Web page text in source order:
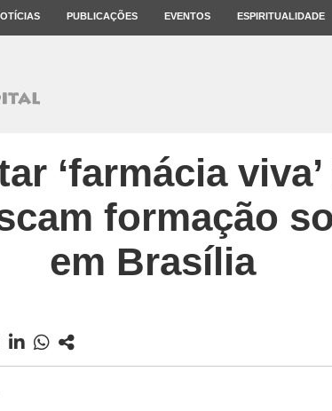
PUBLICAÇÕES EVENTOS ESPIRITUALIDADE
‘farmácia
formação
em Brasília